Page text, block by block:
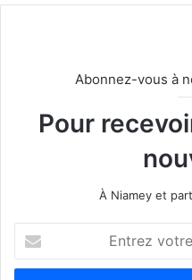
Abonnez-vous à
Pour
À Niamey et
t